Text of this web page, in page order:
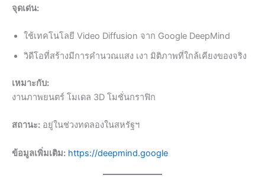
จุดเด่น:
ใช้เทคโนโลยี Video Diffusion จาก Google DeepMind
วิดีโอที่สร้างมีการคำนวณแสง เงา มิติภาพที่ใกล้เคียงของจริง
เหมาะกับ:
งานภาพยนตร์ โมเดล 3D โมชั่นกราฟิก
สถานะ: อยู่ในช่วงทดลองในสหรัฐฯ
ข้อมูลเพิ่มเติม: https://deepmind.google